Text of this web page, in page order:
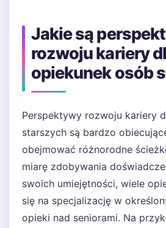
Jakie są
rozwoju kariery
opiekunek osób
Perspektywy rozwoju kariery
starszych są bardzo
obejmować różnorodne
miarę zdobywania
swoich umiejętności, wiele
się na specjalizację w
opieki nad seniorami. Na